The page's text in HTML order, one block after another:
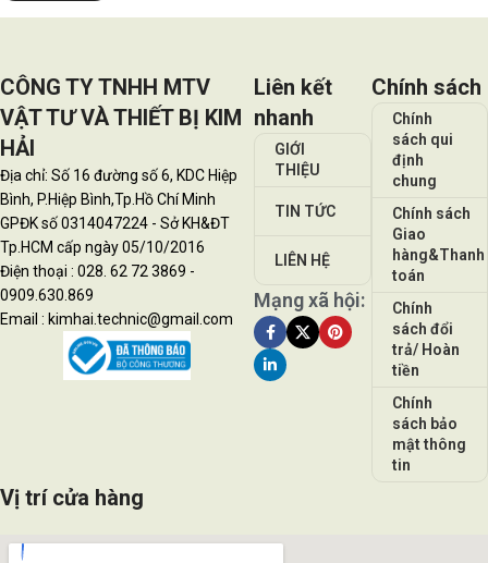
CÔNG TY TNHH MTV
VẬT TƯ VÀ THIẾT BỊ KIM
HẢI
Địa chỉ: Số 16 đường số 6, KDC Hiệp
Bình, P.Hiệp Bình,Tp.Hồ Chí Minh
GPĐK số 0314047224 - Sở KH&ĐT
Tp.HCM cấp ngày 05/10/2016
Điện thoại : 028. 62 72 3869 -
0909.630.869
Email : kimhai.technic@gmail.com
Liên kết
nhanh
GIỚI
THIỆU
TIN TỨC
LIÊN HỆ
Mạng xã hội:
Chính sách
Chính
sách qui
định
chung
Chính sách
Giao
hàng&Thanh
toán
Chính
sách đổi
trả/ Hoàn
tiền
Chính
sách bảo
mật thông
tin
Vị trí cửa hàng